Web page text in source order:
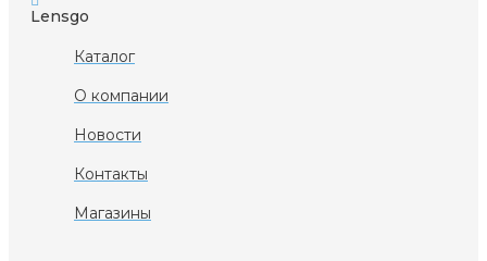
Lensgo
Каталог
О компании
Новости
Контакты
Магазины